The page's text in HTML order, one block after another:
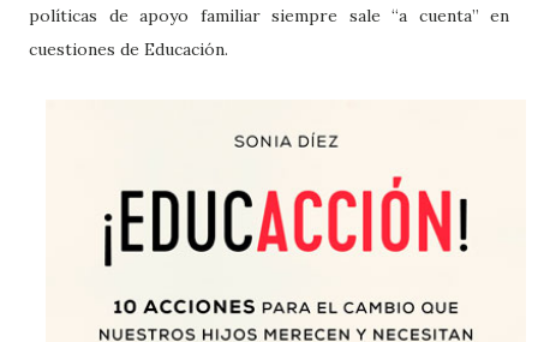
políticas de apoyo familiar siempre sale “a cuenta” en
cuestiones de Educación.